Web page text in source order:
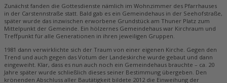
Zunächst fanden die Gottesdienste nämlich im Wohnzimmer des Pfarrhauses
in der Carstennstraße statt. Bald gab es ein Gemeindehaus in der Seehofstraße,
später wurde das inzwischen erworbene Grundstück am Thuner Platz zum
Mittelpunkt der Gemeinde. Ein hölzernes Gemeindehaus war Kirchraum und
Treffpunkt für alle Generationen in ihren jeweiligen Gruppen.
1981 dann verwirklichte sich der Traum von einer eigenen Kirche. Gegen den
Trend und auch gegen das Votum der Landeskirche wurde gebaut und dann
eingeweiht. Klar, dass es nun auch noch ein Gemeindehaus brauchte – ca. 20
Jahre später wurde schließlich dieses seiner Bestimmung übergeben. Den
krönenden Abschluss aller Bautätigkeit bildete 2012 die Einweihung der